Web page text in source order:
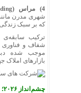
4) مراس (Meraas Holding):
که بر سبک
ترکیب سابقه‌ی
شفاف و فناوری
موجب شده دبی
بازارهای املاک
چشم‌انداز ۲۰۲۶؛ از رونق منطقه‌ای تا جایگاه جهانی